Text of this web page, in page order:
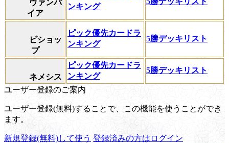
ヴァンパ
イア
ンキング
ビショッ
プ
ピック優先カードラ
ンキング
5勝デッキリスト
ネメシス
ピック優先カードラ
ンキング
5勝デッキリスト
ユーザー登録のご案内
ユーザー登録(無料)することで、この機能を使うことができ
ます。
新規登録(無料)して使う 登録済みの方はログイン